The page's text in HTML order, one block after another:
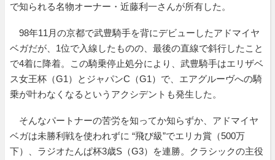
で知られる名物オーナー・近藤利一さんが所有した。
98年11月の京都で武豊騎手を背にデビューしたアドマイヤ
ベガだが、1位で入線したものの、最後の直線で斜行したこと
で4着に降着。この騎乗停止処分により、武豊騎手はエリザベ
ス女王杯（G1）とジャパンC（G1）で、エアグルーヴへの騎
乗が叶わなくなるというアクシデントも発生した。
そんなパートナーの苦労を知ってか知らずか、アドマイヤ
ベガは未勝利戦を使われずに “飛び級”でエリカ賞（500万
下）、ラジオたんぱ杯3歳S（G3）を連勝。クラシックの主役